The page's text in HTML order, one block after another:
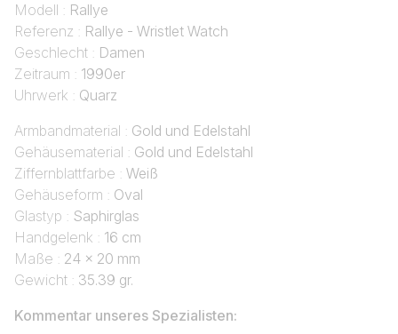
Modell : Rallye
Referenz : Rallye - Wristlet Watch
Geschlecht : Damen
Zeitraum : 1990er
Uhrwerk : Quarz
Armbandmaterial : Gold und Edelstahl
Gehäusematerial : Gold und Edelstahl
Ziffernblattfarbe : Weiß
Gehäuseform : Oval
Glastyp : Saphirglas
Handgelenk : 16 cm
Maße : 24 x 20 mm
Gewicht : 35.39 gr.
Kommentar unseres Spezialisten: